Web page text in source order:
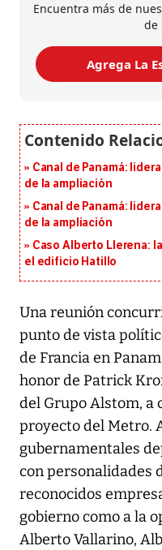
Encuentra más de
de
Agrega La
Canal de Panamá:
de la ampliación
Canal de Panamá:
de la ampliación
Caso Alberto Llerena:
el edificio Hatillo
Una reunión
punto de vista
de Francia en
honor de Patrick
del Grupo Alstom, a
proyecto del Metro.
gubernamentales
con personalidades
reconocidos
gobierno como a la
Alberto Vallarino,